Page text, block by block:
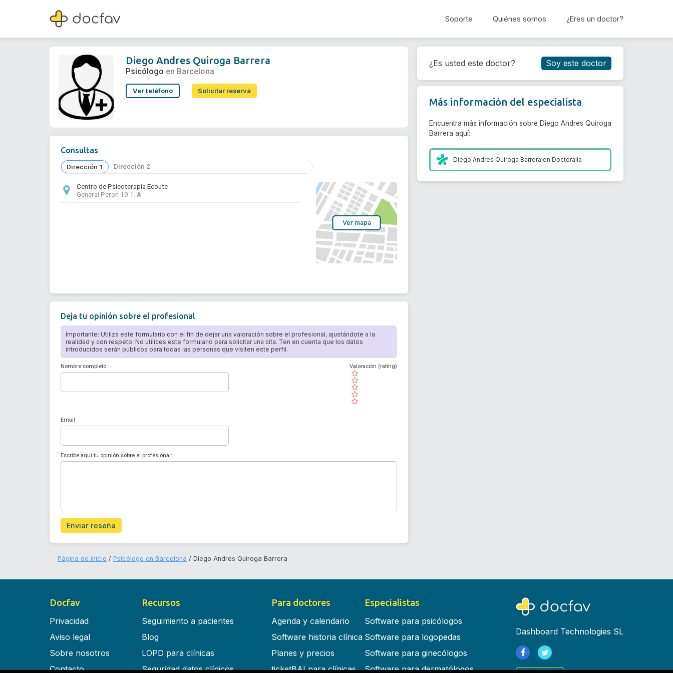
Soporte Quiénes somos ¿Eres un doctor?
Diego Andres Quiroga Barrera
Psicólogo
Reservar cita
Diego Andres Quiroga Barrera
Psicólogo en Barcelona
Ver teléfono Solicitar reserva
Consultas
Dirección 1 Dirección 2
Centro de Psicoterapia Ecoute
General Peron 19 1. A
Ver mapa
Deja tu opinión sobre el profesional
Importante: Utiliza este formulario con el fin de dejar una valoración sobre el profesional, ajustándote a la
realidad y con respeto. No utilices este formulario para solicitar una cita. Ten en cuenta que los datos
introducidos serán públicos para todas las personas que visiten este perfil.
Nombre completo
( )
( )
( )
( )
( )
Valoración (rating)
Email
Escribe aquí tu opinión sobre el profesional:
Enviar reseña
¿Es usted este doctor? Soy este doctor
Más información del especialista
Encuentra más información sobre Diego Andres Quiroga
Barrera aquí:
Diego Andres Quiroga Barrera enDoctoralia
Página de inicio Psicólogo en Barcelona Diego Andres Quiroga Barrera
Docfav
Privacidad
Aviso legal
Sobre nosotros
Contacto
Recursos
Seguimiento a pacientes
Blog
LOPD para clínicas
Seguridad datos clínicos
Para doctores
Agenda y calendario
Software historia clínica
Planes y precios
ticketBAI para clínicas
Especialistas
Software para psicólogos
Software para logopedas
Software para ginecólogos
Software para dermatólogos
Dashboard Technologies SL